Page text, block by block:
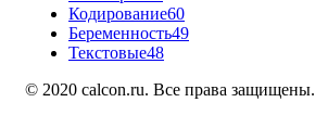
Кодирование60
Беременность49
Текстовые48
© 2020 calcon.ru. Все права защищены.